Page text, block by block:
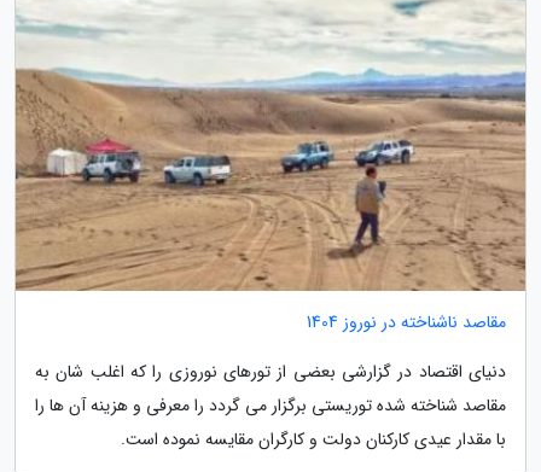
مقاصد ناشناخته در نوروز 1404
دنیای اقتصاد در گزارشی بعضی از تورهای نوروزی را که اغلب شان به
مقاصد شناخته شده توریستی برگزار می گردد را معرفی و هزینه آن ها را
با مقدار عیدی کارکنان دولت و کارگران مقایسه نموده است.